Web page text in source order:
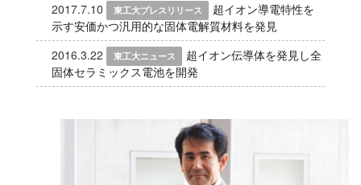
2017.7.10 東工大プレスリリース
超イオン導電特性を
示す安価かつ汎用的な固体電解質材料を発見
2016.3.22
東工大ニュース
超イオン伝導体を発見し全
固体セラミックス電池を開発